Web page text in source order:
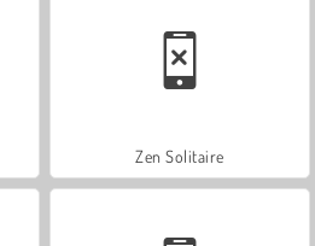
Zen Solitaire